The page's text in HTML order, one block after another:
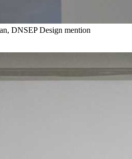
DNSEP Design mention